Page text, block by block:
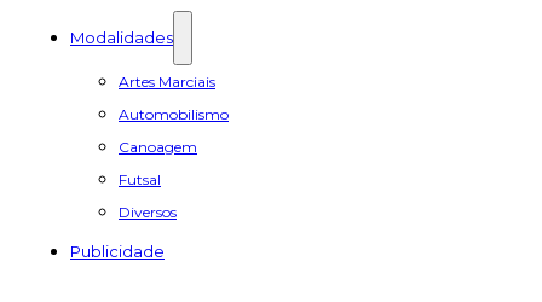
Modalidades
Artes Marciais
Automobilismo
Canoagem
Futsal
Diversos
Publicidade